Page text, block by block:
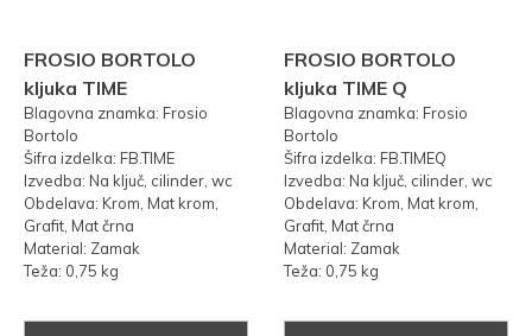
FROSIO BORTOLO
kljuka TIME
Blagovna znamka: Frosio
Bortolo
Šifra izdelka: FB.TIME
Izvedba: Na ključ, cilinder, wc
Obdelava: Krom, Mat krom,
Grafit, Mat črna
Material: Zamak
Teža: 0,75 kg
FROSIO BORTOLO
kljuka TIME Q
Blagovna znamka: Frosio
Bortolo
Šifra izdelka: FB.TIMEQ
Izvedba: Na ključ, cilinder, wc
Obdelava: Krom, Mat krom,
Grafit, Mat črna
Material: Zamak
Teža: 0,75 kg